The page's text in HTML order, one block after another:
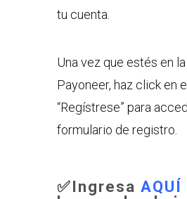
tu cuenta.
Una vez que estés en
Payoneer, haz click en
“Regístrese” para
formulario de registro.
✅Ingresa AQUÍ